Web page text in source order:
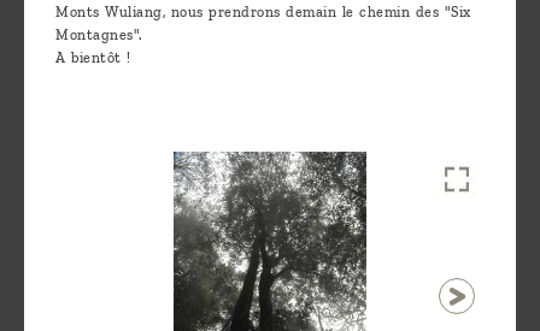
Monts Wuliang, nous prendrons demain le chemin des "Six
Montagnes".
A bientôt !